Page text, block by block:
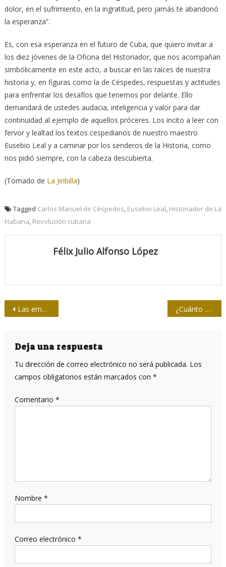
dolor, en el sufrimiento, en la ingratitud, pero jamás te abandonó
la esperanza”.
Es, con esa esperanza en el futuro de Cuba, que quiero invitar a
los diez jóvenes de la Oficina del Historiador, que nos acompañan
simbólicamente en este acto, a buscar en las raíces de nuestra
historia y, en figuras como la de Céspedes, respuestas y actitudes
para enfrentar los desafíos que tenemos por delante. Ello
demandará de ustedes audacia, inteligencia y valor para dar
continuidad al ejemplo de aquellos próceres. Los incito a leer con
fervor y lealtad los textos cespedianos de nuestro maestro
Eusebio Leal y a caminar por los senderos de la Historia, como
nos pidió siempre, con la cabeza descubierta.
(Tomado de La Jiribilla)
Tagged Carlos Manuel de Céspedes Eusebio Leal Historiador de La
Habana Revolución cubana
Félix Julio Alfonso López
Navegación
entradas
Las emociones de los perros y el movimiento de sus colas ¿Cuánto ha costado la COVID-19 en Cuba?
Deja una respuesta
Tu dirección de correo electrónico no será publicada. Los
campos obligatorios están marcados con *
Comentario *
Nombre *
Correo electrónico *